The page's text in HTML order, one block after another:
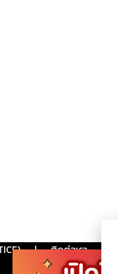
| ติดต่อเรา